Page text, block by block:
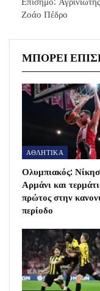
Ζοάο Πέδρο
ΜΠΟΡΕΊ
ΑΘΛΗΤΙΚΑ
Ολυμπιακός:
Αρμάνι και
πρώτος στην
περίοδο